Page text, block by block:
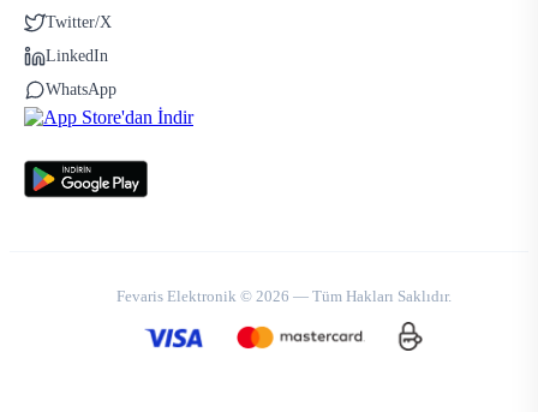
Twitter/X
LinkedIn
WhatsApp
Fevaris Elektronik © 2026 — Tüm Hakları Saklıdır.